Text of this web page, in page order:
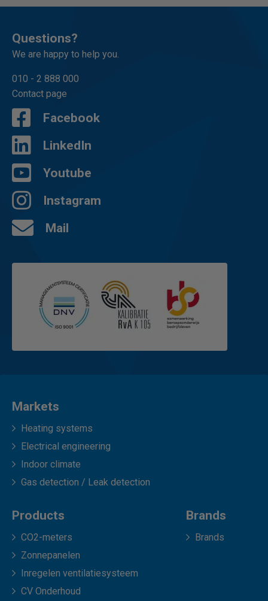
Questions?
We are happy to help you.
010 - 2 888 000
Contact page
Facebook
LinkedIn
Youtube
Instagram
Mail
Markets
Heating systems
Electrical engineering
Indoor climate
Gas detection / Leak detection
Products
CO2-meters
Zonnepanelen
Inregelen ventilatiesysteem
CV Onderhoud
Brands
Brands